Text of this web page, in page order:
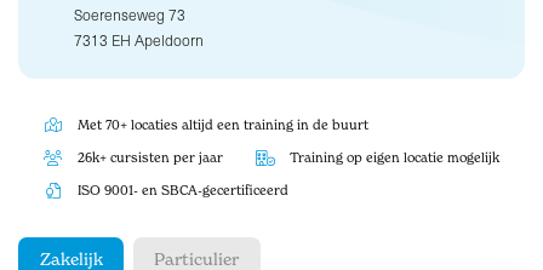
Soerenseweg 73
7313 EH Apeldoorn
Met 70+ locaties altijd een training in de buurt
26k+ cursisten per jaar Training op eigen locatie mogelijk
ISO 9001- en SBCA-gecertificeerd
Zakelijk Particulier